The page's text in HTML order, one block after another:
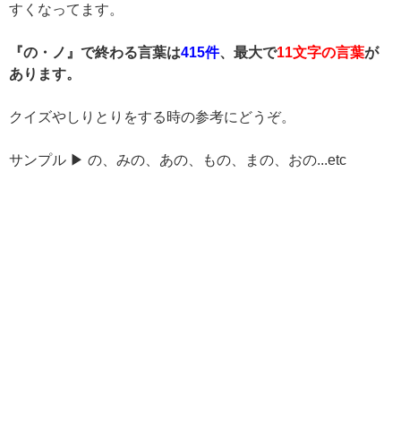
すくなってます。
『の・ノ』で終わる言葉は415件、最大で11文字の言葉が
あります。
クイズやしりとりをする時の参考にどうぞ。
サンプル ▶ の、みの、あの、もの、まの、おの...etc